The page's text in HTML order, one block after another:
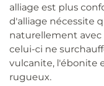
alliage est plus
d'alliage nécessite
naturellement
celui-ci ne
vulcanite, l'ébonite
rugueux.